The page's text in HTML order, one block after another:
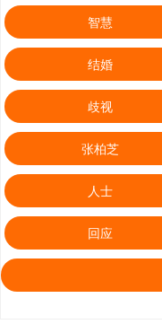
智慧
结婚
歧视
张柏芝
人士
回应